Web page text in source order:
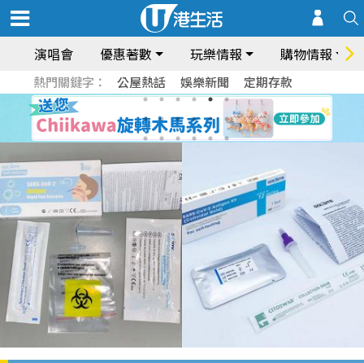
演唱會 優惠著數 玩樂情報 購物情報
熱門關鍵字： 公屋熱話 娛樂新聞 定期存款